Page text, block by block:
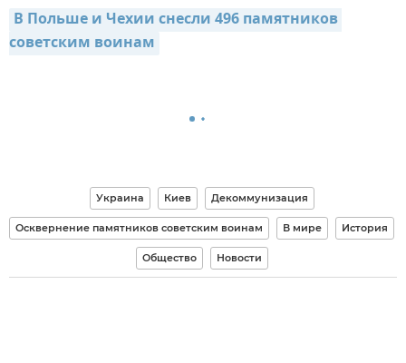
В Польше и Чехии снесли 496 памятников
советским воинам
Украина Киев Декоммунизация
Осквернение памятников советским воинам В мире История
Общество Новости